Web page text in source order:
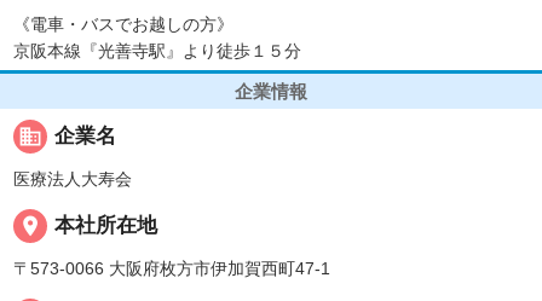
《電車・バスでお越しの方》
京阪本線『光善寺駅』より徒歩１５分
企業情報
business 企業名
医療法人大寿会
place 本社所在地
〒573-0066 大阪府枚方市伊加賀西町47-1